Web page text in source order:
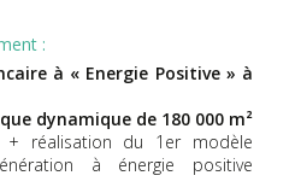
:
à « Energie Positive » à
dynamique de 180 000 m²
réalisation du 1er modèle
à énergie positive